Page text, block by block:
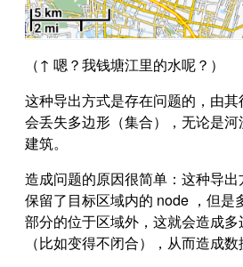
（↑ 嗯？我钱塘江里的水呢？）
这种导出方式是存在问题的，由
会丢失多边形（集合），无论是
建筑。
造成问题的原因很简单：这种导
保留了目标区域内的 node ，但是
部分的位于区域外，这就会造成
（比如变得不闭合），从而造成数